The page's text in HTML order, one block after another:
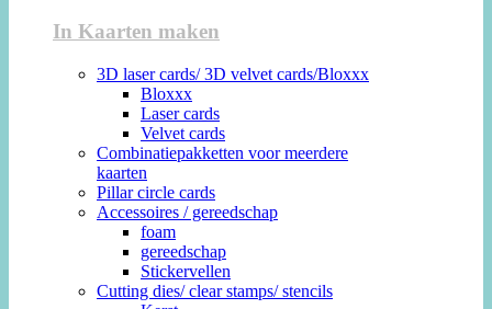
In Kaarten maken
3D laser cards/ 3D velvet cards/Bloxxx
Bloxxx
Laser cards
Velvet cards
Combinatiepakketten voor meerdere
kaarten
Pillar circle cards
Accessoires / gereedschap
foam
gereedschap
Stickervellen
Cutting dies/ clear stamps/ stencils